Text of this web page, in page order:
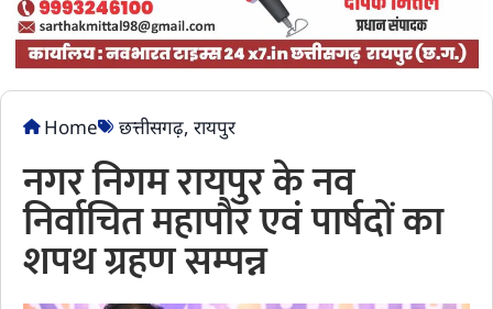
Home छत्तीसगढ़, रायपुर
नगर निगम रायपुर के नव
निर्वाचित महापौर एवं पार्षदों का
शपथ ग्रहण सम्पन्न